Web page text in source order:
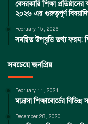
বেসরকারি শিক্ষা
২০২৬ এর গুরুত্বপূর্ণ বিষয়াদি
February 15, 2026
সমন্বিত উপবৃত্তি তথ্য ফরম:
সবচেয়ে জনপ্রিয়
February 11, 2021
মাদ্রাসা শিক্ষাবোর্ডের
December 28, 2020